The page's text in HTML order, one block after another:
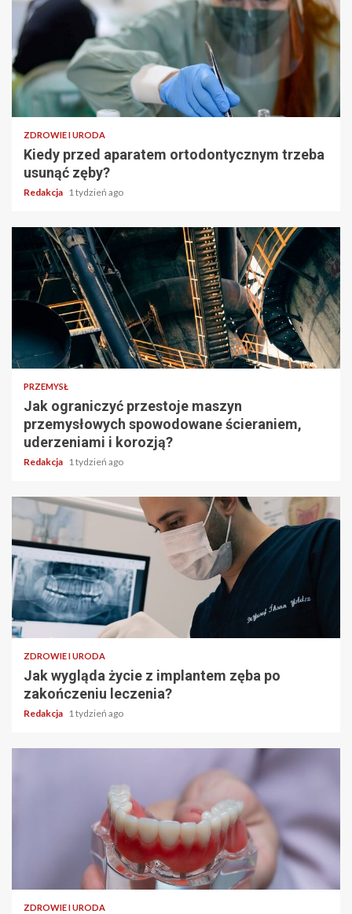
ZDROWIE I URODA
Kiedy przed aparatem ortodontycznym trzeba
usunąć zęby?
Redakcja 1 tydzień ago
PRZEMYSŁ
Jak ograniczyć przestoje maszyn
przemysłowych spowodowane ścieraniem,
uderzeniami i korozją?
Redakcja 1 tydzień ago
ZDROWIE I URODA
Jak wygląda życie z implantem zęba po
zakończeniu leczenia?
Redakcja 1 tydzień ago
ZDROWIE I URODA